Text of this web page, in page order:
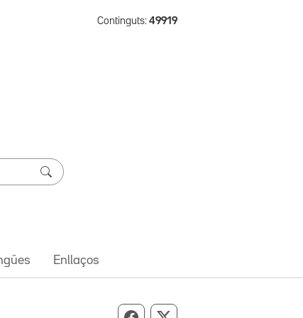
Continguts: 49919
Enllaços